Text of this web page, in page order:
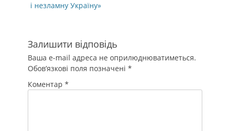
і незламну Україну»
Залишити відповідь
Ваша e-mail адреса не оприлюднюватиметься.
Обов’язкові поля позначені *
Коментар *